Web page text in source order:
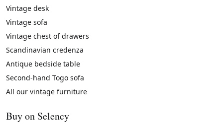
Vintage desk
Vintage sofa
Vintage chest of drawers
Scandinavian credenza
Antique bedside table
Second-hand Togo sofa
All our vintage furniture
Buy on Selency